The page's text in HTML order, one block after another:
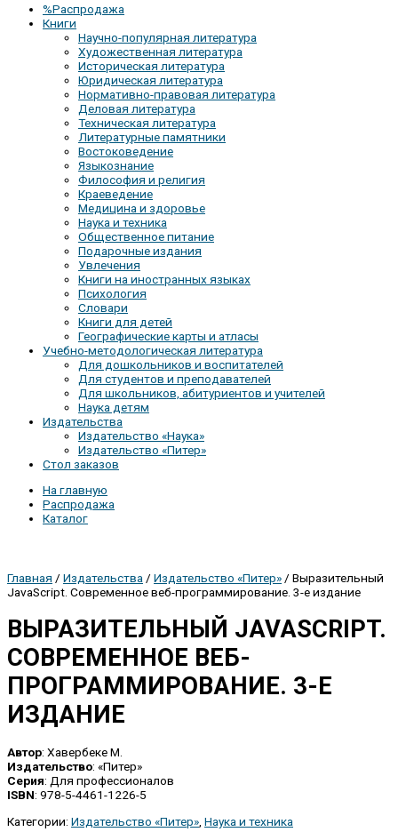
%Распродажа
Книги
Научно-популярная литература
Художественная литература
Историческая литература
Юридическая литература
Нормативно-правовая литература
Деловая литература
Техническая литература
Литературные памятники
Востоковедение
Языкознание
Философия и религия
Краеведение
Медицина и здоровье
Наука и техника
Общественное питание
Подарочные издания
Увлечения
Книги на иностранных языках
Психология
Словари
Книги для детей
Географические карты и атласы
Учебно-методологическая литература
Для дошкольников и воспитателей
Для студентов и преподавателей
Для школьников, абитуриентов и учителей
Наука детям
Издательства
Издательство «Наука»
Издательство «Питер»
Стол заказов
На главную
Распродажа
Каталог
Главная / Издательства / Издательство «Питер» / Выразительный
JavaScript. Современное веб-программирование. 3-е издание
ВЫРАЗИТЕЛЬНЫЙ JAVASCRIPT.
СОВРЕМЕННОЕ ВЕБ-
ПРОГРАММИРОВАНИЕ. 3-Е
ИЗДАНИЕ
Автор: Хавербеке М.
Издательство: «Питер»
Серия: Для профессионалов
ISBN: 978-5-4461-1226-5
Категории: Издательство «Питер» Наука и техника